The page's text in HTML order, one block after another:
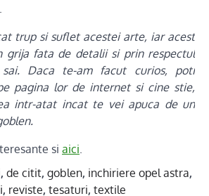
trup si suflet acestei arte, iar acest
grija fata de detalii si prin respectul
Daca te-am facut curios, poti
pagina lor de internet si cine stie,
intr-atat incat te vei apuca de un
si aici.
, de citit, goblen, inchiriere opel astra,
, reviste, tesaturi, textile